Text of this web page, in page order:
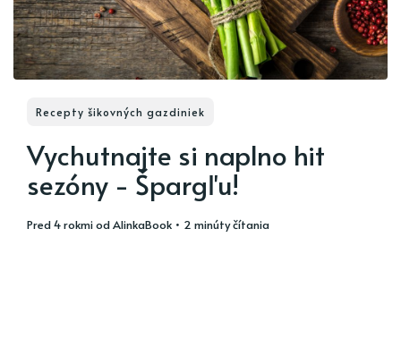
Recepty šikovných gazdiniek
Vychutnajte si naplno hit
sezóny - Špargľu!
pred 4 rokmiodAlinkaBook • 2 minúty čítania